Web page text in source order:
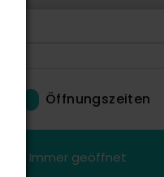
Öffnungszeiten
Immer geöffnet